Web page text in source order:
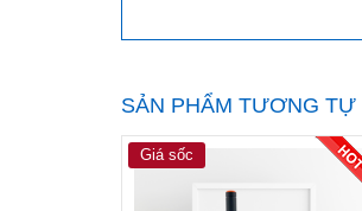
SẢN PHẨM TƯƠNG TỰ
Giá sốc